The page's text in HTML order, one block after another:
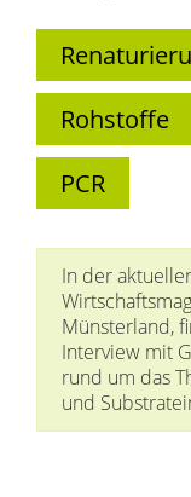
Rohstoffe
PCR
In der
Münsterland,
Interview mit
rund um das
und